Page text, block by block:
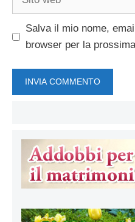
Salva il mio nome,
browser per la